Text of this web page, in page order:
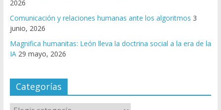
2026
Comunicación y relaciones humanas ante los algoritmos 3
junio, 2026
Magnifica humanitas: León lleva la doctrina social a la era de la
IA 29 mayo, 2026
Categorías